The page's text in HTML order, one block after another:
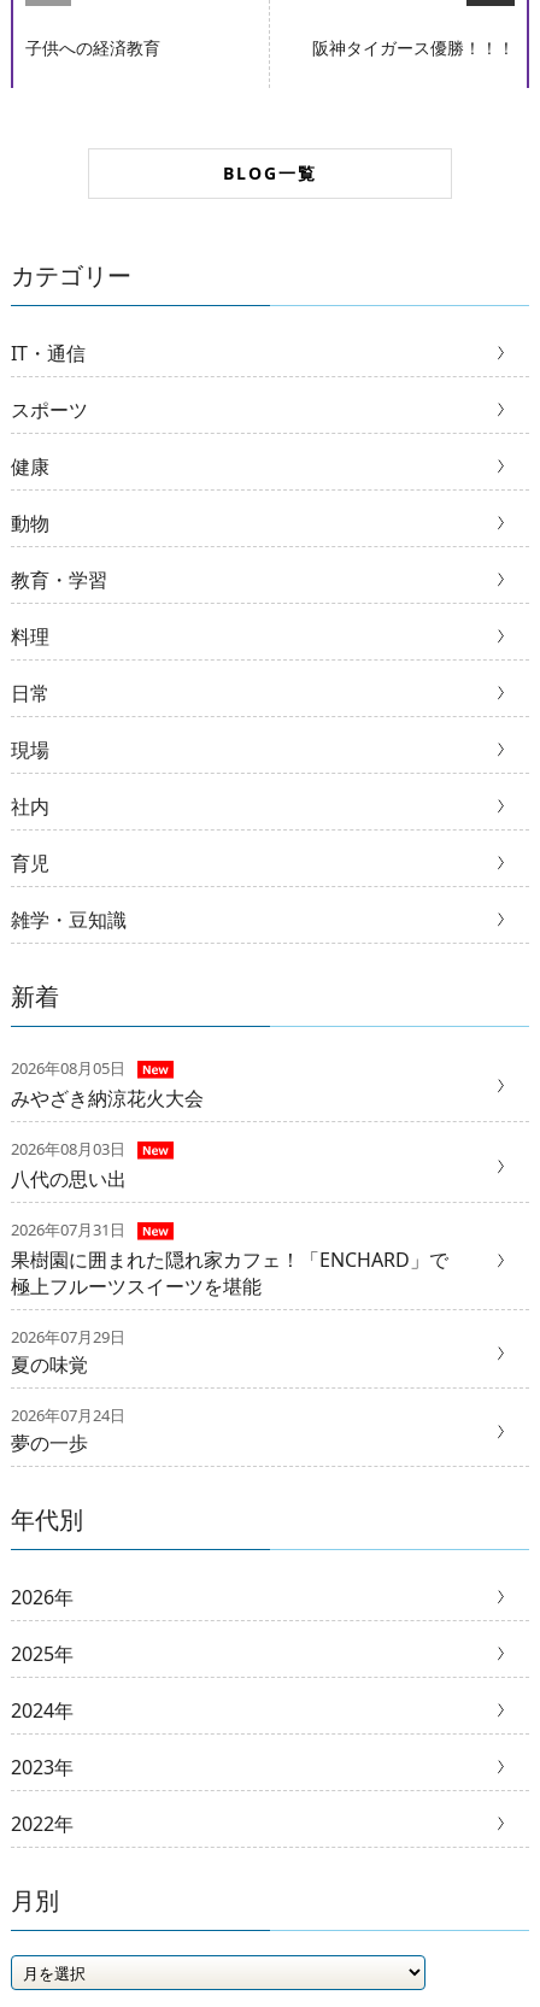
子供への経済教育 阪神タイガース優勝！！！
BLOG一覧
カテゴリー
IT・通信
スポーツ
健康
動物
教育・学習
料理
日常
現場
社内
育児
雑学・豆知識
新着
2026年08月05日
みやざき納涼花火大会
2026年08月03日
八代の思い出
2026年07月31日
果樹園に囲まれた隠れ家カフェ！「ENCHARD」で
極上フルーツスイーツを堪能
2026年07月29日
夏の味覚
2026年07月24日
夢の一歩
年代別
2026年
2025年
2024年
2023年
2022年
月別